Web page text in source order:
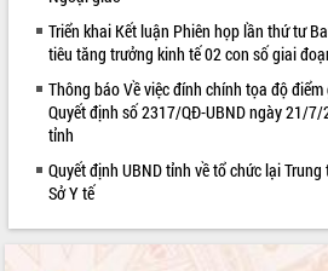
2026
Khám bệnh, cấp phát thuốc miễn phí
và tặng quà người dân xã Cư Pui
Hội nghị UBND tỉnh Đắk Lắk thường kỳ
tháng 7/2026
Lễ truy tặng danh hiệu “Bà Mẹ Việt
Nam Anh hùng” và trao Huân chương
UBND tỉnh Đắk Lắk triển khai nhiệm
ALBUM ẢNH
Triển khai Kết luận Phiên họp lần thứ tư
tiêu tăng trưởng kinh tế 02 con số giai
Thông báo Về việc đính chính tọa độ
Quyết định số 2317/QĐ-UBND ngày 21/7/
tỉnh
Quyết định UBND tỉnh về tổ chức lại
Sở Y tế